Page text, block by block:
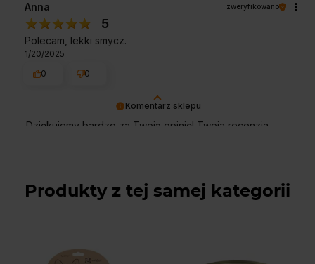
Komentarz sklepu
Dziękujemy bardzo za Twoją opinię! Twoja recenzja
Anna zweryfikowano
5
Polecam, lekki smycz.
1/20/2025
0
0
Produkty z tej samej kategorii